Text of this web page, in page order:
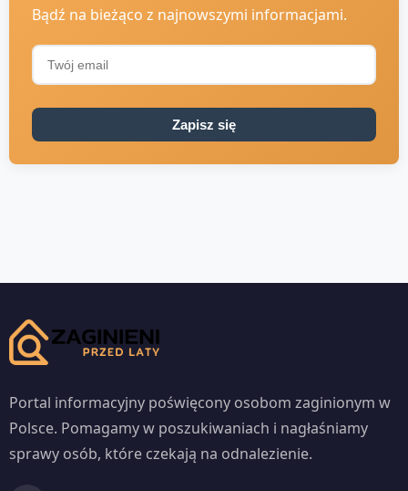
Bądź na bieżąco z najnowszymi informacjami.
Zapisz się
Portal informacyjny poświęcony osobom zaginionym w
Polsce. Pomagamy w poszukiwaniach i nagłaśniamy
sprawy osób, które czekają na odnalezienie.